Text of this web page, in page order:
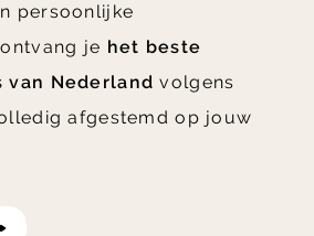
persoonlijke
je het beste
van Nederland volgens
afgestemd op jouw